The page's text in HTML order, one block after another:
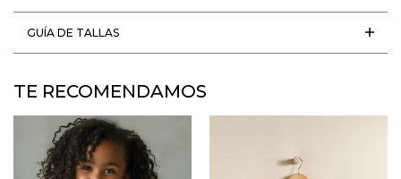
GUÍA DE TALLAS
TE RECOMENDAMOS